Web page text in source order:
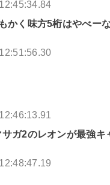
かく味方5桁はやべー
ガ2のレオンが最強キ